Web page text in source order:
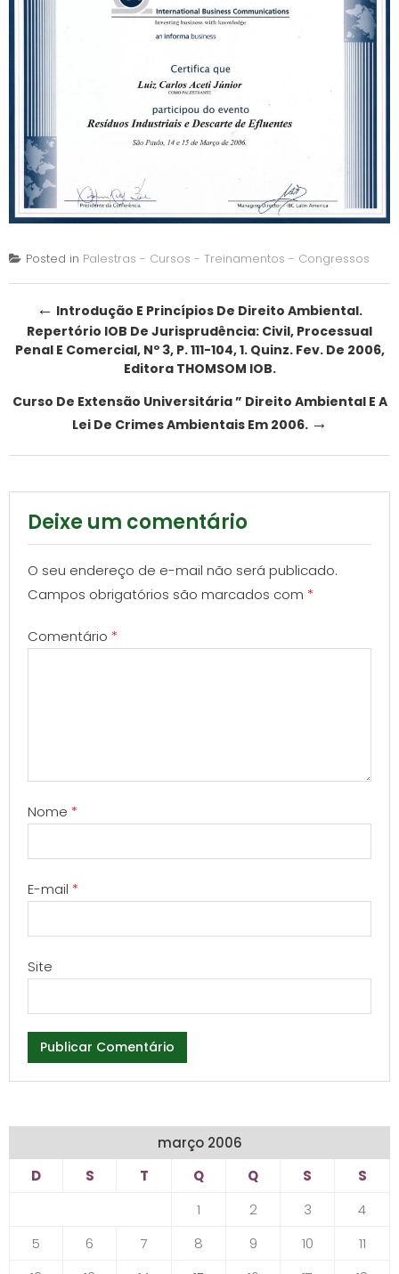
Posted in Palestras - Cursos - Treinamentos - Congressos
Post
navigation
← Introdução E Princípios De Direito Ambiental.
Repertório IOB De Jurisprudência: Civil, Processual
Penal E Comercial, Nº 3, P. 111-104, 1. Quinz. Fev. De 2006,
Editora THOMSOM IOB.
Curso De Extensão Universitária ” Direito Ambiental E A
Lei De Crimes Ambientais Em 2006. →
Deixe um comentário
O seu endereço de e-mail não será publicado.
Campos obrigatórios são marcados com *
Comentário *
Nome *
E-mail *
Site
março 2006
D
S T Q Q S
S
1
2 3
4
5
6 7 8 9 10
11